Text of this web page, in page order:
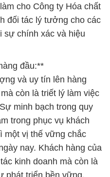
cho Công ty Hóa chất
đối tác lý tưởng cho các
sự chính xác và hiệu
đầu:**
và uy tín lên hàng
còn là triết lý làm việc
minh bạch trong quy
trong phục vụ khách
một vị thế vững chắc
nay. Khách hàng của
kinh doanh mà còn là